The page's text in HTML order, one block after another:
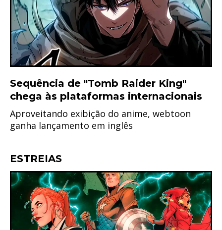
Sequência de "Tomb Raider King"
chega às plataformas internacionais
Aproveitando exibição do anime, webtoon
ganha lançamento em inglês
ESTREIAS